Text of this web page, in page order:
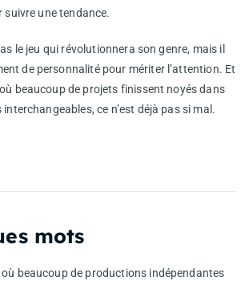
une tendance.
le jeu qui révolutionnera son genre, mais il
de personnalité pour mériter l’attention. Et
beaucoup de projets finissent noyés dans
ce n’est déjà pas si mal.
mots
beaucoup de productions indépendantes